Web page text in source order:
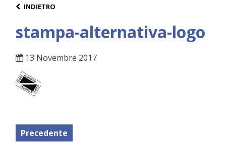
INDIETRO
stampa-alternativa-logo
13 Novembre 2017
Precedente